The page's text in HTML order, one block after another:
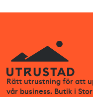
Rätt utrustning för att
vår business. Butik i